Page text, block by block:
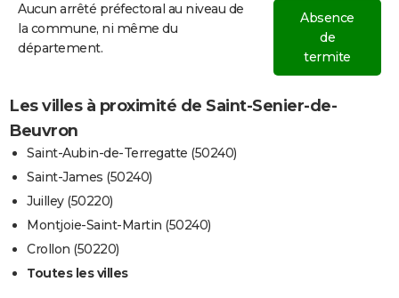
Aucun arrêté préfectoral au niveau de
la commune, ni même du
département.
Absence
de
termite
Les villes à proximité de Saint-Senier-de-
Beuvron
Saint-Aubin-de-Terregatte (50240)
Saint-James (50240)
Juilley (50220)
Montjoie-Saint-Martin (50240)
Crollon (50220)
Toutes les villes